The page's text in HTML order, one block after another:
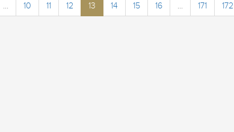
... 10 11 12 13 14 15 16 ... 171 172